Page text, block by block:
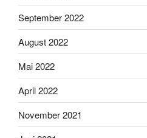
September 2022
August 2022
Mai 2022
April 2022
November 2021